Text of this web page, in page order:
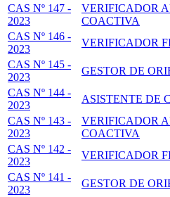
CAS Nº 147 -
2023
VERIFICADOR
COACTIVA
CAS Nº 146 -
2023
VERIFICADOR
CAS Nº 145 -
2023
GESTOR DE
CAS Nº 144 -
2023
ASISTENTE DE
CAS Nº 143 -
2023
VERIFICADOR
COACTIVA
CAS Nº 142 -
2023
VERIFICADOR
CAS Nº 141 -
2023
GESTOR DE